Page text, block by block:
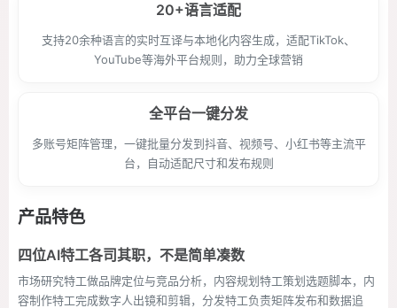
20+语言适配
支持20余种语言的实时互译与本地化内容生成，适配TikTok、
YouTube等海外平台规则，助力全球营销
全平台一键分发
多账号矩阵管理，一键批量分发到抖音、视频号、小红书等主流平
台，自动适配尺寸和发布规则
产品特色
四位AI特工各司其职，不是简单凑数
市场研究特工做品牌定位与竞品分析，内容规划特工策划选题脚本，内
容制作特工完成数字人出镜和剪辑，分发特工负责矩阵发布和数据追